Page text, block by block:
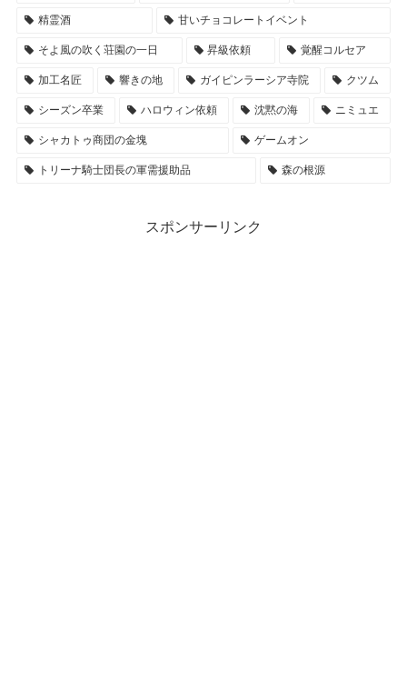
精霊酒 甘いチョコレートイベント
そよ風の吹く荘園の一日 昇級依頼 覚醒コルセア
加工名匠 響きの地 ガイピンラーシア寺院 クツム
シーズン卒業 ハロウィン依頼 沈黙の海 ニミュエ
シャカトゥ商団の金塊 ゲームオン
トリーナ騎士団長の軍需援助品 森の根源
スポンサーリンク